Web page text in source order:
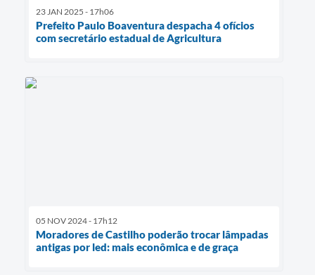
23 JAN 2025 - 17h06
Prefeito Paulo Boaventura despacha 4 ofícios
com secretário estadual de Agricultura
05 NOV 2024 - 17h12
Moradores de Castilho poderão trocar lâmpadas
antigas por led: mais econômica e de graça